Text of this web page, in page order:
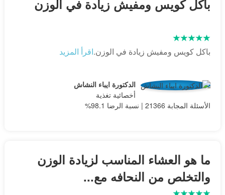
باكل كويس ومفيش زيادة في الوزن
باكل كويس ومفيش زيادة في الوزن.اقرأ المزيد
الدكتورة ايباء النشاش
أخصائية تغذية
الأسئلة المجابة 21366 | نسبة الرضا 98.1%
ما هو العشاء المناسب لزيادة الوزن
والتخلص من النحافه مع...